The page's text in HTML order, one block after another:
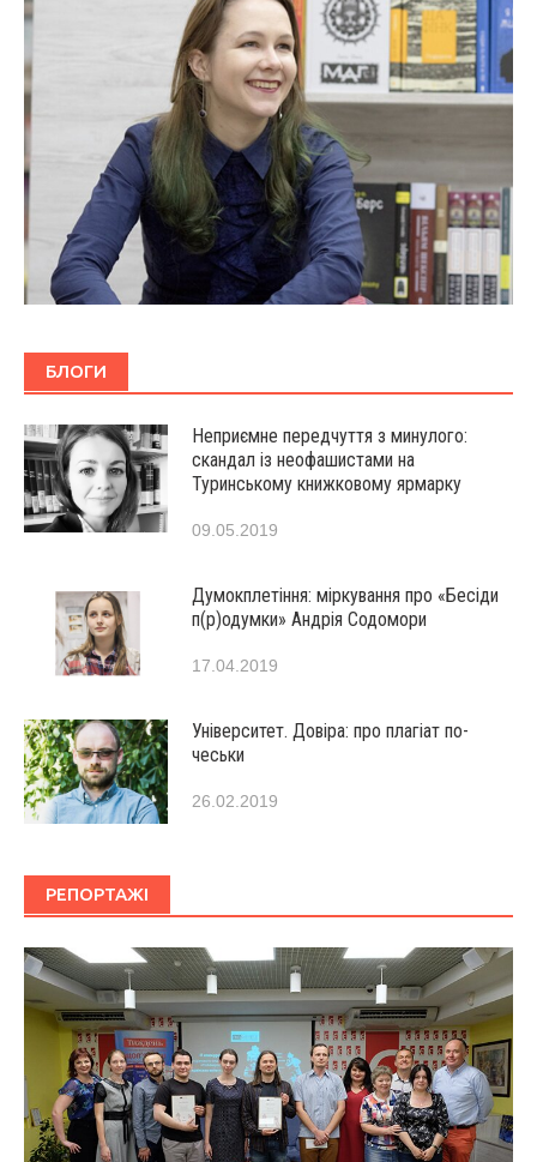
БЛОГИ
Неприємне передчуття з минулого:
скандал із неофашистами на
Туринському книжковому ярмарку
09.05.2019
Думокплетіння: міркування про «Бесіди
п(р)одумки» Андрія Содомори
17.04.2019
Університет. Довіра: про плагіат по-
чеськи
26.02.2019
РЕПОРТАЖІ